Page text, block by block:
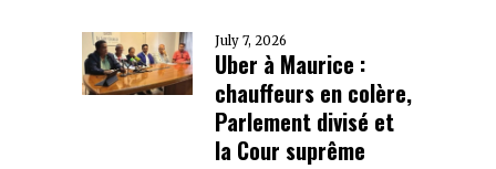
July 7, 2026
Uber à Maurice :
chauffeurs en colère,
Parlement divisé et
la Cour suprême